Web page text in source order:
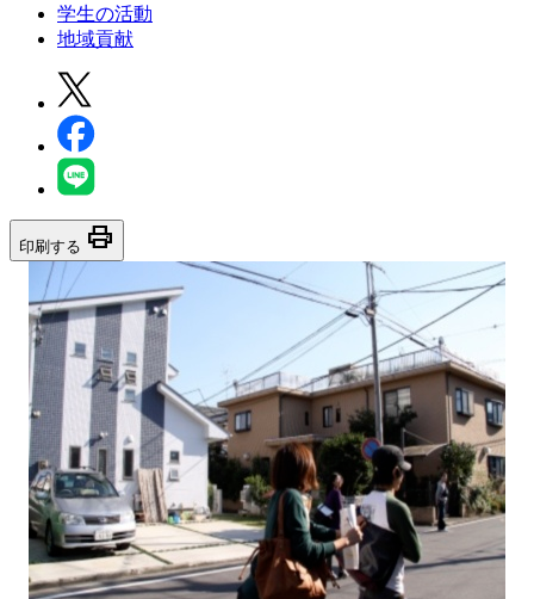
学生の活動
地域貢献
印刷する print